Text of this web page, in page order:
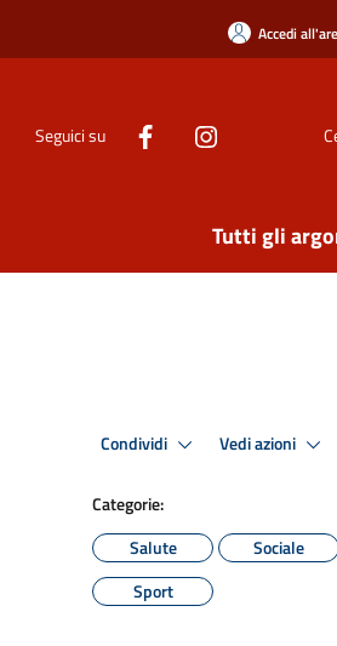
Accedi
Seguici su
Tutti gli
Condividi Vedi azioni
Categorie:
Salute
Sociale
Sport